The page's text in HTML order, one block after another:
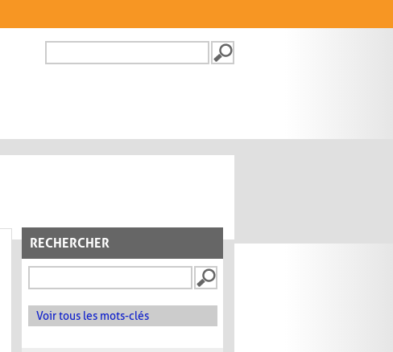
FORMULAIRE DE
RECHERCHER
Voir tous les mots-clés